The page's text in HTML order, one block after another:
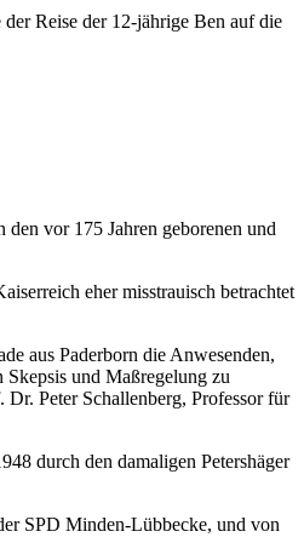
Reise der 12-jährige Ben auf die
vor 175 Jahren geborenen und
eher misstrauisch betrachtet
aus Paderborn die Anwesenden,
und Maßregelung zu
Peter Schallenberg, Professor für
durch den damaligen Petershäger
SPD Minden-Lübbecke, und von